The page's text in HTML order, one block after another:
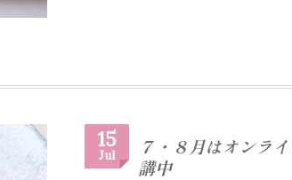
15
Jul
７・８月はオンラ
講中